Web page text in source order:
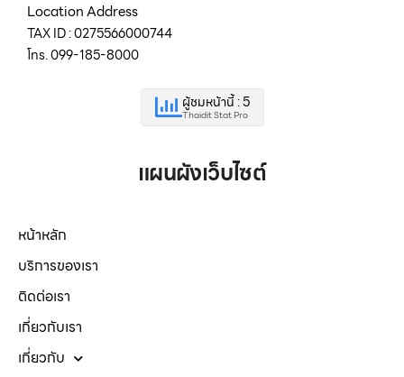
Location Address
TAX ID : 0275566000744
โทร. 099-185-8000
ผู้ชมหน้านี้ : 5
Thaidit Stat Pro
แผนผังเว็บไซต์
หน้าหลัก
บริการของเรา
ติดต่อเรา
เกี่ยวกับเรา
เกี่ยวกับ